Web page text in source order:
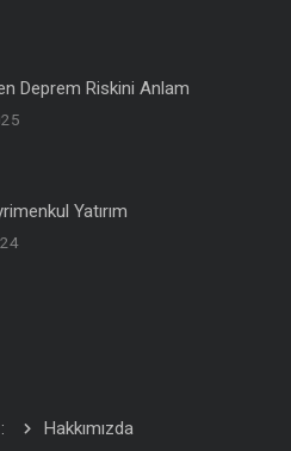
Deprem Riskini Anlam
Yatırım
Hakkımızda